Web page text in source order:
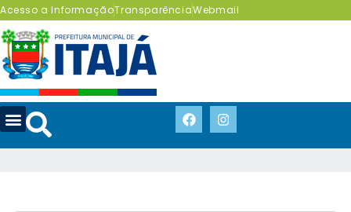
Acesso a InformaçãoTransparênciaWebmail